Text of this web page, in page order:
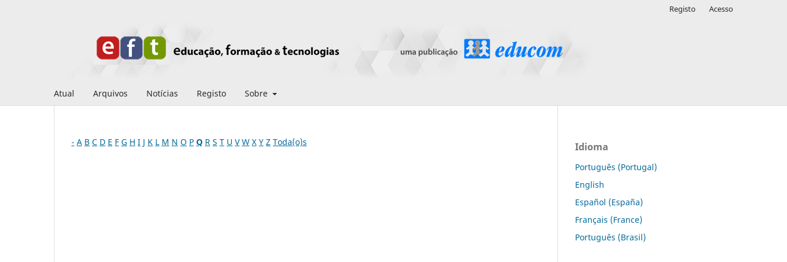
Atual Arquivos Notícias Registo Sobre
Registo Acesso
- A B C D E F G H I J K L M N O P Q R S T U V W X Y Z Toda(o)s Idioma
Português (Portugal)
English
Español (España)
Français (France)
Português (Brasil)